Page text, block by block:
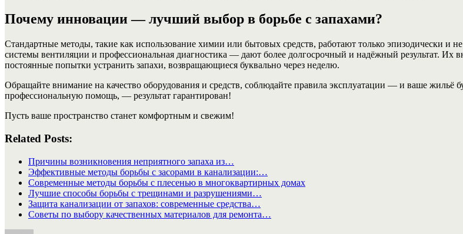
Почему инновации — лучший выбор в борьбе с запахами?
Стандартные методы, такие как использование химии или бытовых средств, работают только эпизодически
системы вентиляции и профессиональная диагностика — дают более долгосрочный и надёжный результат. Их
постоянные попытки устранить запахи, возвращающиеся буквально через неделю.
Обращайте внимание на качество оборудования и средств, соблюдайте правила эксплуатации — и ваше жильё
профессиональную помощь, — результат гарантирован!
Пусть ваше пространство станет комфортным и свежим!
Related Posts:
Причины возникновения неприятного запаха из…
Эффективные методы борьбы с засорами в канализации:…
Современные методы борьбы с плесенью в многоквартирных домах
Лучшие способы борьбы с трещинами и разрушениями…
Защита канализации от запахов: современные средства…
Советы по выбору качественных материалов для ремонта…